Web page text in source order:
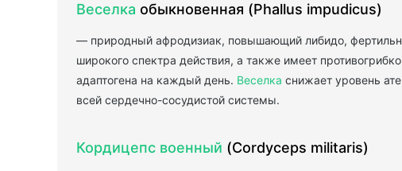
Веселка обыкновенная (Phallus impudicus)
— природный афродизиак, повышающий либидо,
широкого спектра действия, а также имеет
адаптогена на каждый день. Веселка снижает уровень
всей сердечно-сосудистой системы.
Кордицепс военный (Cordyceps militaris)